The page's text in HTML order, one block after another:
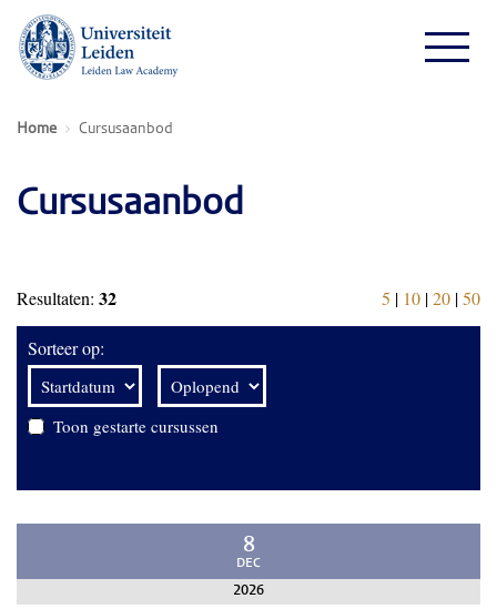
Home Cursusaanbod
Cursusaanbod
Resultaten: 32 5 | 10 |20 |50
Sorteer op:
Toon gestarte cursussen
8
DEC
2026